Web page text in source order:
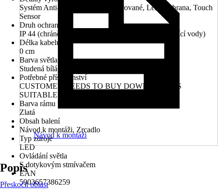
Systém Anti-Fog, Osvětlení integrované, Leštěná hrana, Touch
Sensor
Druh ochrany
IP 44 (chráněno před vniknutím cizích těles a stříkající vody)
Délka kabelu
0 cm
Barva světla
Studená bílá, Neutrální bílá, Teplá bílá
Potřebné příslušenství
CUSTOMER NEEDS TO BUY DOWEL HOOKS
SUITABLE TO THEIR WALL AT HOME.
Barva rámu
Zlatá
Obsah balení
Návod k montáži, Zrcadlo
Typ zdroje
LED
Ovládání světla
S dotykovým stmívačem
EAN
5903657386259
Návod k montáži
Popis
Přeskočit oblast